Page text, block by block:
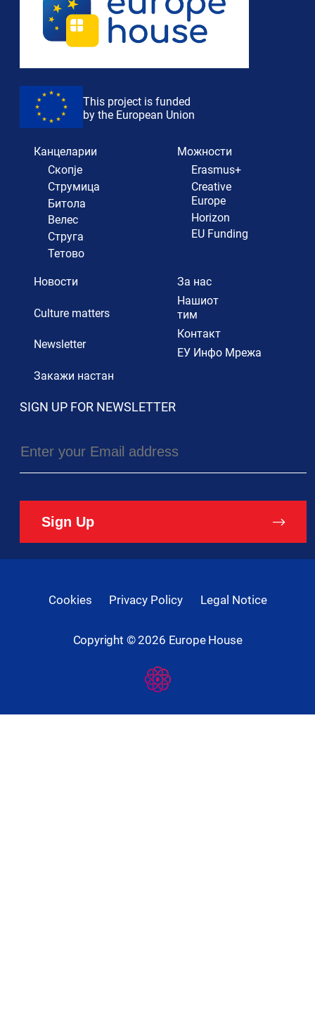
This project is funded
by the European Union
Канцеларии
Скопје
Струмица
Битола
Велес
Струга
Тетово
Можности
Erasmus+
Creative
Europe
Horizon
EU Funding
Новости
Culture matters
Newsletter
Закажи настан
За нас
Нашиот
тим
Контакт
ЕУ Инфо Мрежа
SIGN UP FOR NEWSLETTER
Sign Up
Copyright ©2026 Europe House
Cookies Privacy Policy Legal Notice
Developed
By
Digital